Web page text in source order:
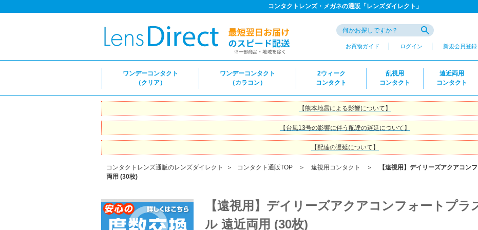
コンタクトレンズ・メガネの通販「レンズダイレクト」
お買物ガイド ログイン 新規会員登録
ワンデーコンタクト
（クリア）
ワンデーコンタクト
（カラコン）
2ウィーク
コンタクト
乱視用
コンタクト
遠近両用
コンタクト
【熊本地震による影響について】
【台風13号の影響に伴う配達の遅延について】
【配達の遅延について】
コンタクトレンズ通販のレンズダイレクト ＞ コンタクト通販TOP ＞ 遠視用コンタクト ＞
【遠視用】デイリーズアクアコン
両用 (30枚)
【遠視用】デイリーズアクアコンフォートプラ
ル 遠近両用 (30枚)